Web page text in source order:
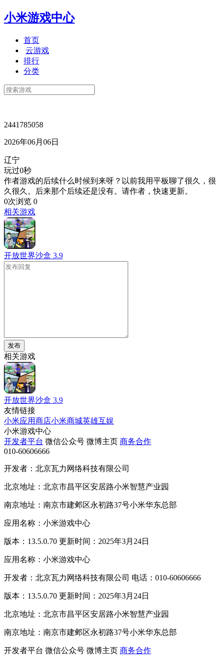
小米游戏中心
首页
云游戏
排行
分类
2441785058
2026年06月06日
辽宁
玩过0秒
作者游戏的后续什么时候到来呀？以前我用平板聊了很久，很
久很久。后来那个后续还是没有。请作者，快速更新。
0次浏览 0
相关游戏
开放世界沙盒 3.9
发布
相关游戏
开放世界沙盒 3.9
友情链接
小米应用商店小米商城英雄互娱
小米游戏中心
开发者平台 微信公众号 微博主页 商务合作
010-60606666
开发者：北京瓦力网络科技有限公司
北京地址：北京市昌平区安居路小米智慧产业园
南京地址：南京市建邺区永初路37号小米华东总部
应用名称：小米游戏中心
版本：13.5.0.70 更新时间：2025年3月24日
应用名称：小米游戏中心
开发者：北京瓦力网络科技有限公司 电话：010-60606666
版本：13.5.0.70 更新时间：2025年3月24日
北京地址：北京市昌平区安居路小米智慧产业园
南京地址：南京市建邺区永初路37号小米华东总部
开发者平台 微信公众号 微博主页 商务合作